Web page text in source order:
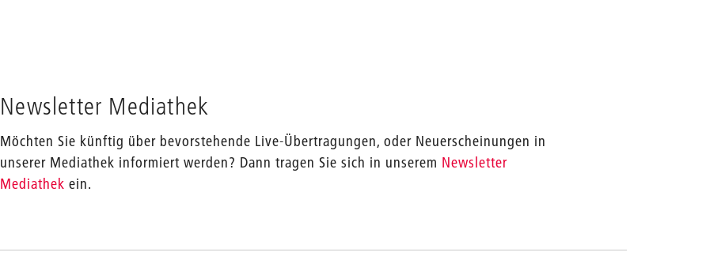
Newsletter Mediathek
Möchten Sie künftig über bevorstehende Live-Übertragungen, oder Neuerscheinungen in
unserer Mediathek informiert werden? Dann tragen Sie sich in unserem Newsletter
Mediathek ein.